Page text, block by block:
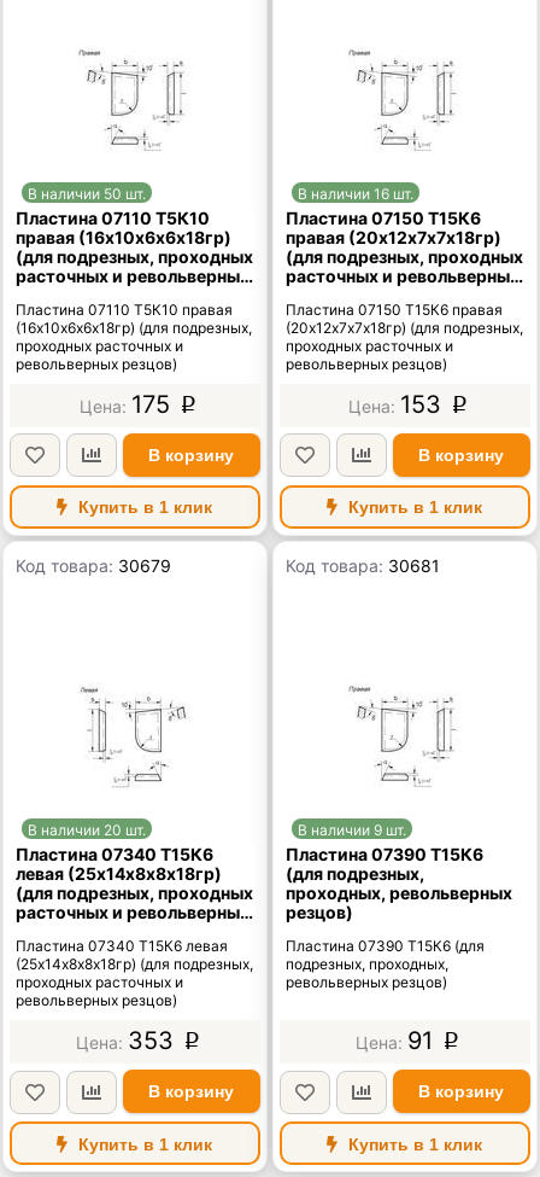
В наличии 50 шт.
Пластина 07110 Т5К10
правая (16х10х6х6х18гр)
(для подрезных, проходных
расточных и револьверных
Пластина 07110 Т5К10 правая
(16х10х6х6х18гр) (для подрезных,
проходных расточных и
револьверных резцов)
175 p
В корзину
Купить в 1 клик
В наличии 16 шт.
Пластина 07150 Т15К6
правая (20х12х7х7х18гр)
(для подрезных, проходных
расточных и револьверных
Пластина 07150 Т15К6 правая
(20х12х7х7х18гр) (для подрезных,
проходных расточных и
револьверных резцов)
153 p
В корзину
Купить в 1 клик
Код товара: 30679
В наличии 20 шт.
Пластина 07340 Т15К6
левая (25х14х8х8х18гр)
(для подрезных, проходных
расточных и револьверных
Пластина 07340 Т15К6 левая
(25х14х8х8х18гр) (для подрезных,
проходных расточных и
револьверных резцов)
353 p
В корзину
Купить в 1 клик
Код товара: 30681
В наличии 9 шт.
Пластина 07390 Т15К6
(для подрезных,
проходных, револьверных
резцов)
Пластина 07390 Т15К6 (для
подрезных, проходных,
револьверных резцов)
91 p
В корзину
Купить в 1 клик